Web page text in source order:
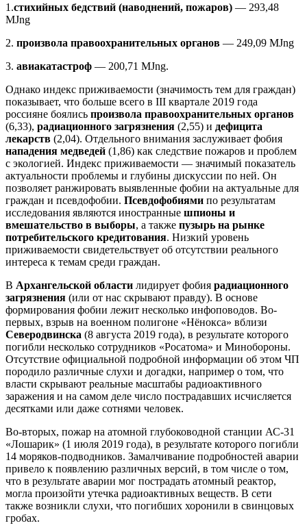
1.стихийных бедствий (наводнений, пожаров) — 293,48
MJng
2. произвола правоохранительных органов — 249,09 MJng
3. авиакатастроф — 200,71 MJng.
Однако индекс приживаемости (значимость тем для граждан)
показывает, что больше всего в III квартале 2019 года
россияне боялись произвола правоохранительных органов
(6,33), радиационного загрязнения (2,55) и дефицита
лекарств (2,04). Отдельного внимания заслуживает фобия
нападения медведей (1,86) как следствие пожаров и проблем
с экологией. Индекс приживаемости — значимый показатель
актуальности проблемы и глубины дискуссии по ней. Он
позволяет ранжировать выявленные фобии на актуальные для
граждан и псевдофобии. Псевдофобиями по результатам
исследования являются иностранные шпионы и
вмешательство в выборы, а также пузырь на рынке
потребительского кредитования. Низкий уровень
приживаемости свидетельствует об отсутствии реального
интереса к темам среди граждан.
В Архангельской области лидирует фобия радиационного
загрязнения (или от нас скрывают правду). В основе
формирования фобии лежит несколько инфоповодов. Во-
первых, взрыв на военном полигоне «Нёнокса» вблизи
Северодвинска (8 августа 2019 года), в результате которого
погибли несколько сотрудников «Росатома» и Минобороны.
Отсутствие официальной подробной информации об этом ЧП
породило различные слухи и догадки, например о том, что
власти скрывают реальные масштабы радиоактивного
заражения и на самом деле число пострадавших исчисляется
десятками или даже сотнями человек.
Во-вторых, пожар на атомной глубоководной станции АС-31
«Лошарик» (1 июля 2019 года), в результате которого погибли
14 моряков-подводников. Замалчивание подробностей аварии
привело к появлению различных версий, в том числе о том,
что в результате аварии мог пострадать атомный реактор,
могла произойти утечка радиоактивных веществ. В сети
также возникли слухи, что погибших хоронили в свинцовых
гробах.